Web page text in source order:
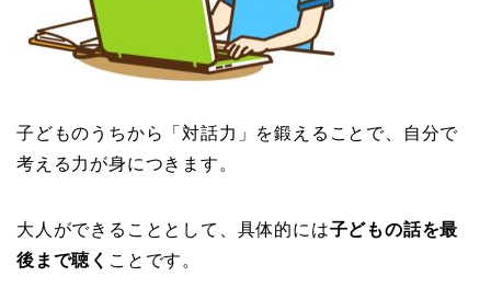
子どものうちから「対話力」を鍛えることで、自分で
考える力が身につきます。
大人ができることとして、具体的には子どもの話を最
後まで聴く ことです。